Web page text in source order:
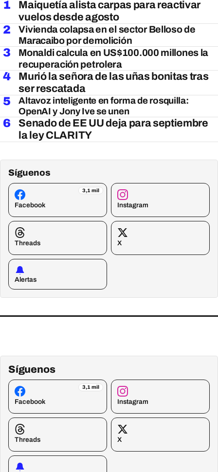
1
Maiquetía alista carpas para reactivar
vuelos desde agosto
2
Vivienda colapsa en el sector Belloso de
Maracaibo por demolición
3
Monaldi calcula en US$100.000 millones la
recuperación petrolera
4
Murió la señora de las uñas bonitas tras
ser rescatada
5
Altavoz inteligente en forma de rosquilla:
OpenAI y Jony Ive se unen
6
Senado de EE UU deja para septiembre
la ley CLARITY
Síguenos
3,1 mil
Facebook Instagram
Threads X
Alertas
Síguenos
3,1 mil
Facebook Instagram
Threads X